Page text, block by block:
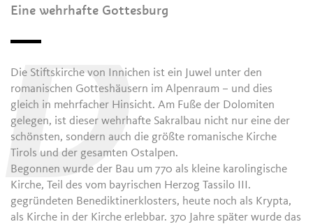
Eine wehrhafte Gottesburg
Die Stiftskirche von Innichen ist ein Juwel unter den
romanischen Gotteshäusern im Alpenraum – und dies
gleich in mehrfacher Hinsicht. Am Fuße der Dolomiten
gelegen, ist dieser wehrhafte Sakralbau nicht nur eine der
schönsten, sondern auch die größte romanische Kirche
Tirols und der gesamten Ostalpen.
Begonnen wurde der Bau um 770 als kleine karolingische
Kirche, Teil des vom bayrischen Herzog Tassilo III.
gegründeten Benediktinerklosters, heute noch als Krypta,
als Kirche in der Kirche erlebbar. 370 Jahre später wurde das